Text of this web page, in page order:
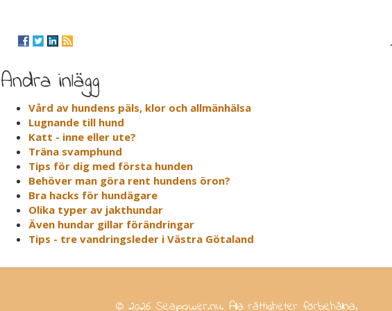
Andra inlägg
Vård av hundens päls, klor och allmänhälsa
Lugnande till hund
Katt - inne eller ute?
Träna svamphund
Tips för dig med första hunden
Behöver man göra rent hundens öron?
Bra hacks för hundägare
Olika typer av jakthundar
Även hundar gillar förändringar
Tips - tre vandringsleder i Västra Götaland
© 2026 Seapower.nu. Alla rättigheter förbehållna.